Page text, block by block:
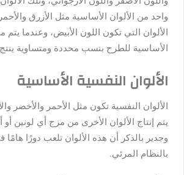
واحد من الألوان الأساسية مثل الأزرق
الألوان التي تكون اللون الأبيض، وعندما يتم
الأساسية للطرح بنسب محددة ومتساوية ينتج
الألوان النفسية الأساسية
الألوان النفسية تكون مثل الأحمر والأخضر
يتم إنتاج الألوان الأخرى من مزج أي لونين أو
وجدير بالذكر أن هذه الألوان تلعب دورًا هامًا
بالنظام المرئي.